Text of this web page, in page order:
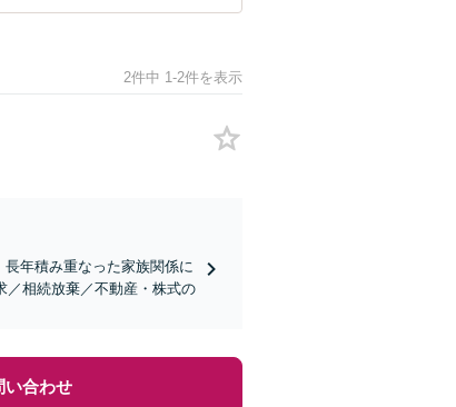
2件中 1-2件を表示
年積み重なった家族関係に
／相続放棄／不動産・株式の
い合わせ